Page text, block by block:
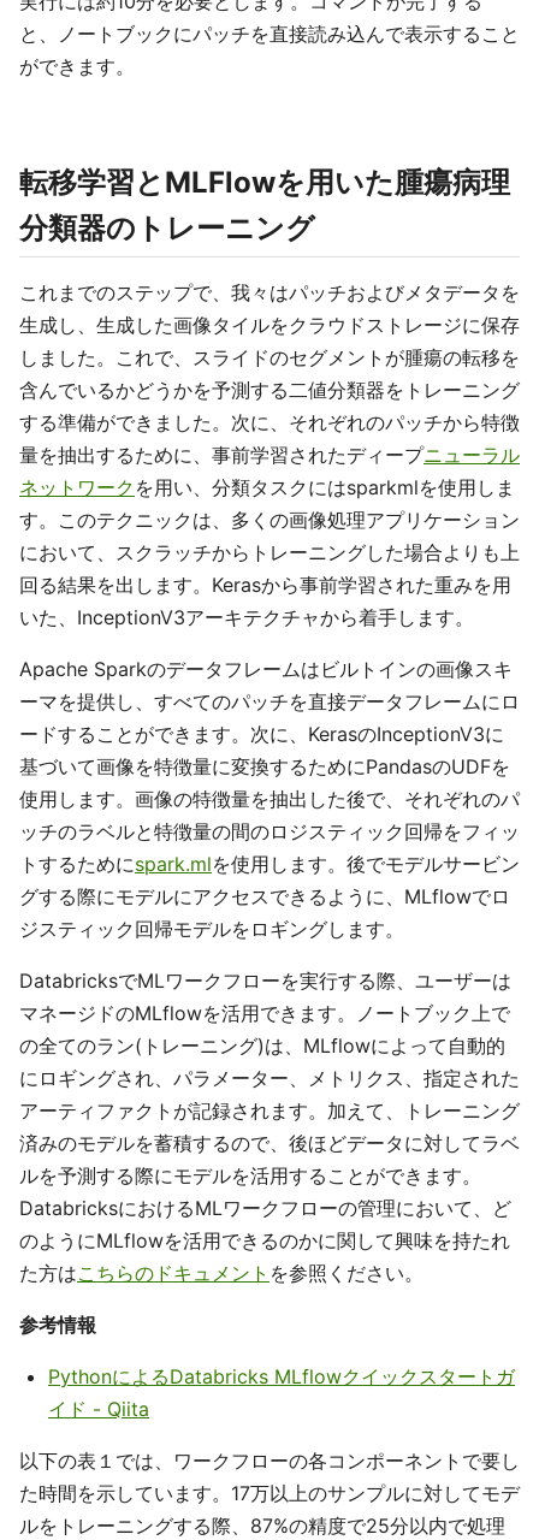
と、ノートブックにパッチを直接読み込んで表示すること
ができます。
転移学習とMLFlowを用いた腫瘍病理
分類器のトレーニング
これまでのステップで、我々はパッチおよびメタデータを
生成し、生成した画像タイルをクラウドストレージに保存
しました。これで、スライドのセグメントが腫瘍の転移を
含んでいるかどうかを予測する二値分類器をトレーニング
する準備ができました。次に、それぞれのパッチから特徴
量を抽出するために、事前学習されたディープニューラル
ネットワーク を用い、分類タスクにはsparkmlを使用しま
す。このテクニックは、多くの画像処理アプリケーション
において、スクラッチからトレーニングした場合よりも上
回る結果を出します。Kerasから事前学習された重みを用
いた、InceptionV3アーキテクチャから着手します。
Apache Sparkのデータフレームはビルトインの画像スキ
ーマを提供し、すべてのパッチを直接データフレームにロ
ードすることができます。次に、KerasのInceptionV3に
基づいて画像を特徴量に変換するためにPandasのUDFを
使用します。画像の特徴量を抽出した後で、それぞれのパ
ッチのラベルと特徴量の間のロジスティック回帰をフィッ
トするためにspark.mlを使用します。後でモデルサービン
グする際にモデルにアクセスできるように、MLflowでロ
ジスティック回帰モデルをロギングします。
DatabricksでMLワークフローを実行する際、ユーザーは
マネージドのMLflowを活用できます。ノートブック上で
の全てのラン(トレーニング)は、MLflowによって自動的
にロギングされ、パラメーター、メトリクス、指定された
アーティファクトが記録されます。加えて、トレーニング
済みのモデルを蓄積するので、後ほどデータに対してラベ
ルを予測する際にモデルを活用することができます。
DatabricksにおけるMLワークフローの管理において、ど
のようにMLflowを活用できるのかに関して興味を持たれ
た方はこちらのドキュメント を参照ください。
参考情報
PythonによるDatabricks MLflowクイックスタートガ
イド - Qiita
以下の表１では、ワークフローの各コンポーネントで要し
た時間を示しています。17万以上のサンプルに対してモデ
ルをトレーニングする際、87%の精度で25分以内で処理